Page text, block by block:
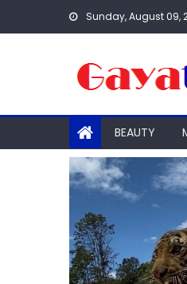
Sunday, August 09,
BEAUTY